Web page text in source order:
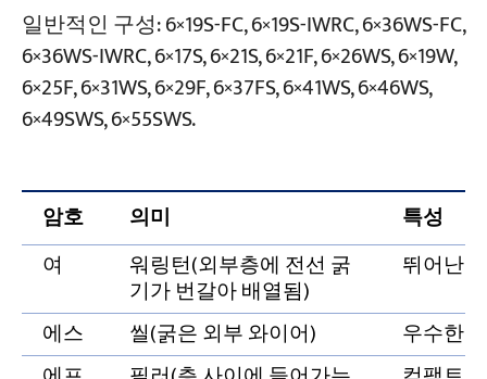
일반적인 구성: 6×19S-FC, 6×19S-IWRC, 6×36WS-FC,
6×36WS-IWRC, 6×17S, 6×21S, 6×21F, 6×26WS, 6×19W,
6×25F, 6×31WS, 6×29F, 6×37FS, 6×41WS, 6×46WS,
6×49SWS, 6×55SWS.
암호 의미
특성
여
워링턴(외부층에 전선 굵
기가 번갈아 배열됨)
뛰어난
에스 씰(굵은 외부 와이어)
우수한